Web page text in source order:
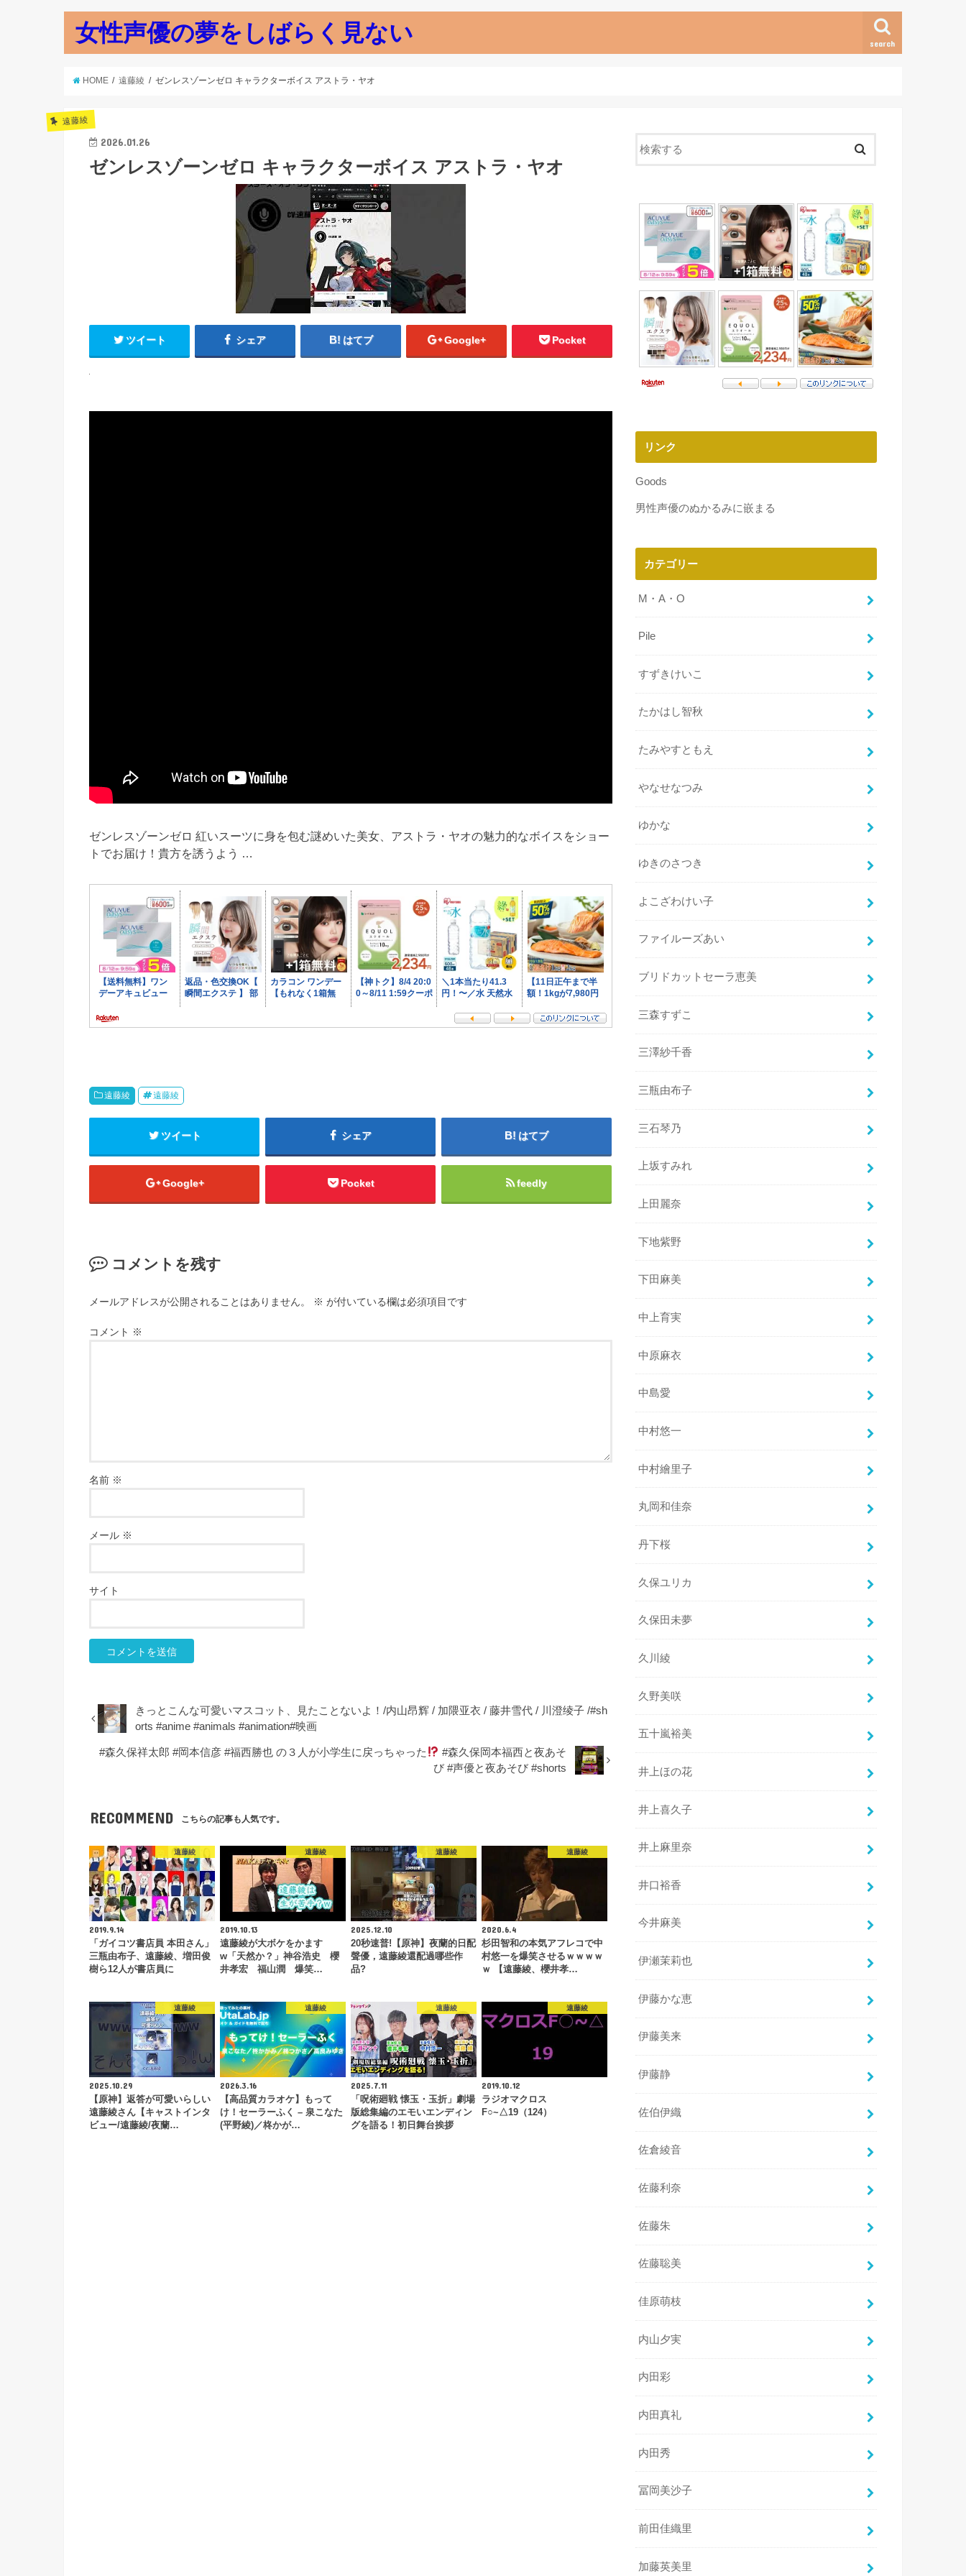
女性声優の夢をしばらく見ない search
HOME 遠藤綾 ゼンレスゾーンゼロ キャラクターボイス アストラ・ヤオ
遠藤綾
2026.01.26
ゼンレスゾーンゼロ キャラクターボイス アストラ・ヤオ
ツイート シェア はてブ Google+ Pocket
ゼンレスゾーンゼロ 紅いスーツに身を包む謎めいた美女、アストラ・ヤオの魅力的なボイスをショー
トでお届け！貴方を誘うよう …
遠藤綾 遠藤綾
ツイート シェア はてブ
Google+ Pocket feedly
コメントを残す
メールアドレスが公開されることはありません。 ※ が付いている欄は必須項目です
コメント ※
名前 ※
メール ※
サイト
きっとこんな可愛いマスコット、見たことないよ！/内山昂辉 / 加隈亚衣 / 藤井雪代 / 川澄绫子 /#sh
orts #anime #animals #animation#映画
#森久保祥太郎 #岡本信彦 #福西勝也 の３人が小学生に戻っちゃった
#森久保岡本福西と夜あそ
び #声優と夜あそび #shorts
RECOMMEND こちらの記事も人気です。
遠藤綾
2019.9.14
「ガイコツ書店員 本田さん」
三瓶由布子、遠藤綾、増田俊
樹ら12人が書店員に
遠藤綾
2019.10.13
遠藤綾が大ボケをかます
w「天然か？」神谷浩史 櫻
井孝宏 福山潤 爆笑…
遠藤綾
2025.12.10
20秒速普!【原神】夜蘭的日配
聲優，遠藤綾還配過哪些作
品?
遠藤綾
2020.6.4
杉田智和の本気アフレコで中
村悠一を爆笑させるｗｗｗｗ
ｗ 【遠藤綾、櫻井孝…
遠藤綾
2025.10.29
【原神】返答が可愛いらしい
遠藤綾さん【キャストインタ
ビュー/遠藤綾/夜蘭…
遠藤綾
2026.3.16
【高品質カラオケ】もって
け！セーラーふく – 泉こなた
(平野綾)／柊かが…
遠藤綾
2025.7.11
「呪術廻戦 懐玉・玉折」劇場
版総集編のエモいエンディン
グを語る！初⽇舞台挨拶
遠藤綾
2019.10.12
ラジオマクロス
F○~△19（124）
リンク
Goods
男性声優のぬかるみに嵌まる
カテゴリー
M・A・O
Pile
すずきけいこ
たかはし智秋
たみやすともえ
やなせなつみ
ゆかな
ゆきのさつき
よこざわけい子
ファイルーズあい
ブリドカットセーラ恵美
三森すずこ
三澤紗千香
三瓶由布子
三石琴乃
上坂すみれ
上田麗奈
下地紫野
下田麻美
中上育実
中原麻衣
中島愛
中村悠一
中村繪里子
丸岡和佳奈
丹下桜
久保ユリカ
久保田未夢
久川綾
久野美咲
五十嵐裕美
井上ほの花
井上喜久子
井上麻里奈
井口裕香
今井麻美
伊瀬茉莉也
伊藤かな恵
伊藤美来
伊藤静
佐伯伊織
佐倉綾音
佐藤利奈
佐藤朱
佐藤聡美
佳原萌枝
内山夕実
内田彩
内田真礼
内田秀
冨岡美沙子
前田佳織里
加藤英美里